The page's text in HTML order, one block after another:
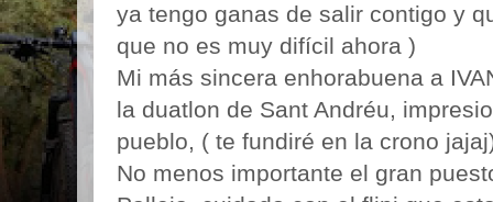
ya tengo ganas de salir contigo y
que no es muy difícil ahora )
Mi más sincera enhorabuena a
la duatlon de Sant Andréu,
pueblo, ( te fundiré en la crono
No menos importante el gran